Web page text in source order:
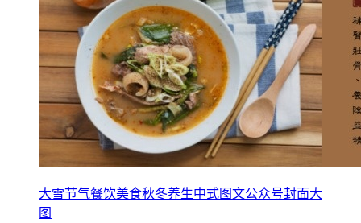
大雪节气餐饮美食秋冬养生中式图文公众号封面大
图